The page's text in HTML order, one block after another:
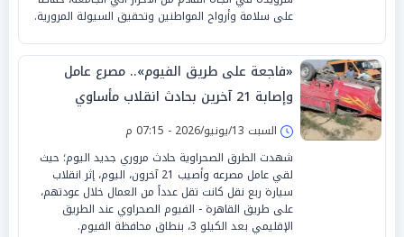
على سلامة وأرواح المواطنين وتحقيق السيولة المرورية.
«فاجعة على طريق الفيوم».. مصرع عامل
وإصابة 21 آخرين بحادث انقلاب مأساوي
السبت 13/يونيو/2026 - 07:15 م
شهدت الطرق الصحراوية حادث مروري جديد اليوم؛ حيث
لقي عامل مصرعه وأصيب 21 آخرون، اليوم، إثر انقلاب
سيارة ربع نقل كانت تقل عدداً من العمال خلال عودتهم،
على طريق القاهرة - الفيوم الصحراوي عند الطريق
الإقليمي بعد الكيلو 3، بنطاق محافظة الفيوم.